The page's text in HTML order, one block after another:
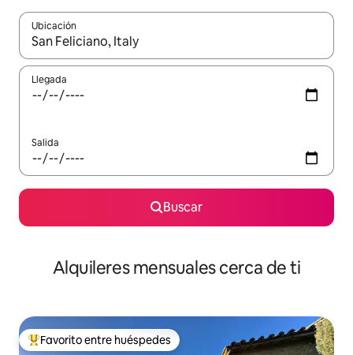
Ubicación
Cuando los resultados estén disponibles, navega con las
Llegada
Salida
Buscar
Alquileres mensuales cerca de ti
Favorito entre huéspedes preferido
Favorito entre huéspedes